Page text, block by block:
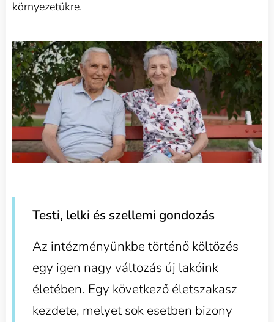
környezetükre.
Testi, lelki és szellemi gondozás
Az intézményünkbe történő költözés
egy igen nagy változás új lakóink
életében. Egy következő életszakasz
kezdete, melyet sok esetben bizony